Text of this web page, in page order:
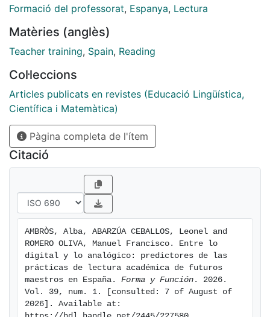
1384). El objetivo es doble: revalidar un cuestionario
factores predictores de las prácticas de lectura
académica. Se desarrolló una metodología cuantitativa
cuestionario de 40 ítems distribuidos en cuatro
dimensiones. Las pruebas estadísticas incluyeron un
análisis factorial exploratorio, la consistencia interna y
un análisis de regresión múltiple. Los principales
resultados sugieren la coexistencia de la lectura
analógica y digital en los estudiantes universitarios. Se
espera que estos resultados informen y orienten
futuras estrategias pedagógicas y políticas en la
formación de docentes.
Formació del professorat, Espanya, Lectura
Matèries (anglès)
Teacher training, Spain, Reading
Col·leccions
Articles publicats en revistes (Educació Lingüística,
Científica i Matemàtica)
Pàgina completa de l'ítem
Citació
AMBRÒS, Alba, ABARZÚA CEBALLOS, Leonel and
ROMERO OLIVA, Manuel Francisco. Entre lo
digital y lo analógico: predictores de las
prácticas de lectura académica de futuros
maestros en España. Forma y Función . 2026.
Vol. 39, num. 1. [consulted: 7 of August of
2026]. Available at: